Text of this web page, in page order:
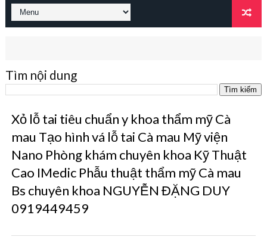
Tìm nội dung
Xỏ lỗ tai tiêu chuẩn y khoa thẩm mỹ Cà
mau Tạo hình vá lỗ tai Cà mau Mỹ viện
Nano Phòng khám chuyên khoa Kỹ Thuật
Cao IMedic Phẫu thuật thẩm mỹ Cà mau
Bs chuyên khoa NGUYỄN ĐẶNG DUY
0919449459